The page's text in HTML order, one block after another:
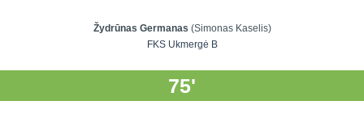
Žydrūnas Germanas (Simonas Kaselis)
FKS Ukmergė B
75'